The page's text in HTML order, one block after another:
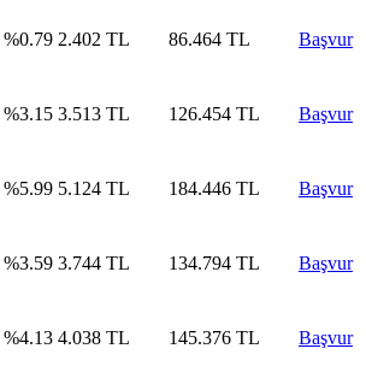
%0.79 2.402 TL 86.464 TL Başvur
%3.15 3.513 TL 126.454 TL Başvur
%5.99 5.124 TL 184.446 TL Başvur
%3.59 3.744 TL 134.794 TL Başvur
%4.13 4.038 TL 145.376 TL Başvur